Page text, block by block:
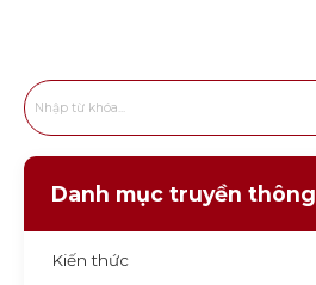
Danh mục truyền thông
Kiến thức